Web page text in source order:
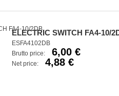
ELECTRIC SWITCH FA4-10/
ESFA4102DB
Brutto price:
6,00 €
Net price: 4,88 €